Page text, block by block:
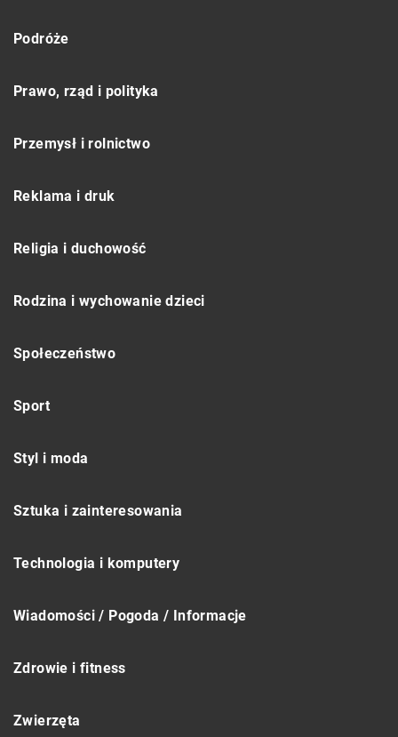
Podróże
Prawo, rząd i polityka
Przemysł i rolnictwo
Reklama i druk
Religia i duchowość
Rodzina i wychowanie dzieci
Społeczeństwo
Sport
Styl i moda
Sztuka i zainteresowania
Technologia i komputery
Wiadomości / Pogoda / Informacje
Zdrowie i fitness
Zwierzęta